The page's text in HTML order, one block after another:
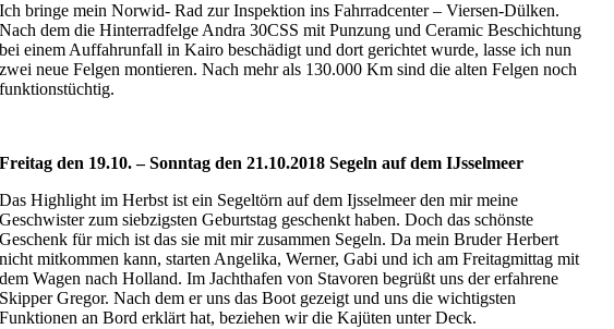
Ich bringe mein Norwid- Rad zur Inspektion ins Fahrradcenter – Viersen-Dülken.
Nach dem die Hinterradfelge Andra 30CSS mit Punzung und Ceramic Beschichtung
bei einem Auffahrunfall in Kairo beschädigt und dort gerichtet wurde, lasse ich nun
zwei neue Felgen montieren. Nach mehr als 130.000 Km sind die alten Felgen noch
funktionstüchtig.
Freitag den 19.10. – Sonntag den 21.10.2018 Segeln auf dem IJsselmeer
Das Highlight im Herbst ist ein Segeltörn auf dem Ijsselmeer den mir meine
Geschwister zum siebzigsten Geburtstag geschenkt haben. Doch das schönste
Geschenk für mich ist das sie mit mir zusammen Segeln. Da mein Bruder Herbert
nicht mitkommen kann, starten Angelika, Werner, Gabi und ich am Freitagmittag mit
dem Wagen nach Holland. Im Jachthafen von Stavoren begrüßt uns der erfahrene
Skipper Gregor. Nach dem er uns das Boot gezeigt und uns die wichtigsten
Funktionen an Bord erklärt hat, beziehen wir die Kajüten unter Deck.